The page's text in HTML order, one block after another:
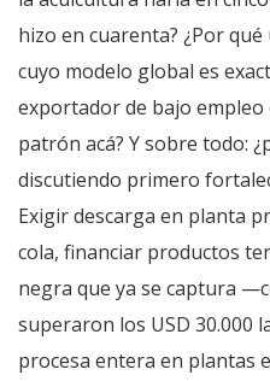
hizo en cuarenta? ¿Por
cuyo modelo global es
exportador de bajo
patrón acá? Y sobre todo:
discutiendo primero
Exigir descarga en planta
cola, financiar productos
negra que ya se captura
superaron los USD 30.000
procesa entera en plantas